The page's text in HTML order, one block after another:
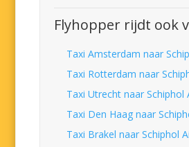
Flyhopper rijdt ook
Taxi Amsterdam naar
Taxi Rotterdam naar
Taxi Utrecht naar Schiphol
Taxi Den Haag naar
Taxi Brakel naar Schiphol